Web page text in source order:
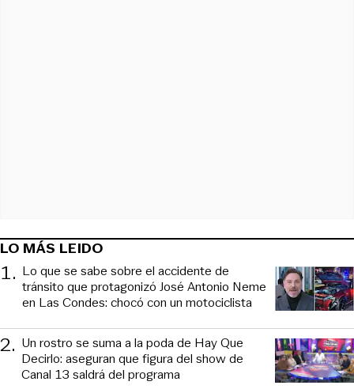
LO MÁS LEIDO
1. Lo que se sabe sobre el accidente de
tránsito que protagonizó José Antonio Neme
en Las Condes: chocó con un motociclista
2. Un rostro se suma a la poda de Hay Que
Decirlo: aseguran que figura del show de
Canal 13 saldrá del programa